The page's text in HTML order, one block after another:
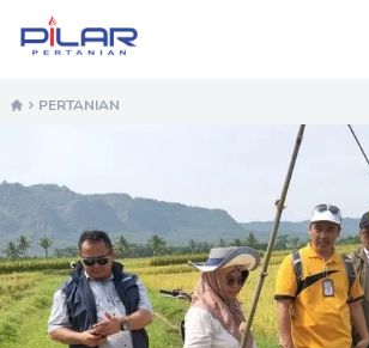
Pilar Pertanian
PERTANIAN